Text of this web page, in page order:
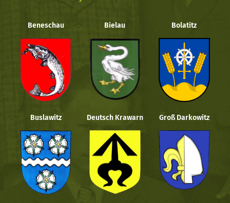
Beneschau Bielau Bolatitz
Buslawitz Deutsch Krawarn Groß Darkowitz